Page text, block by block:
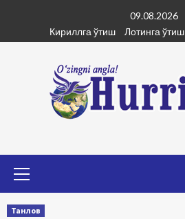
content
09.08.2026
Кириллга ўтиш
Лотинга ўтиш
Танлов